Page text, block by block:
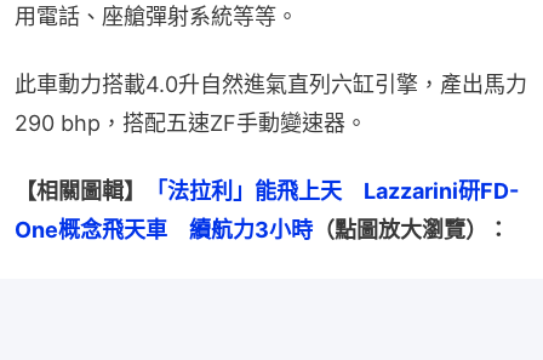
用電話、座艙彈射系統等等。
此車動力搭載4.0升自然進氣直列六缸引擎，產出馬力
290 bhp，搭配五速ZF手動變速器。
【相關圖輯】
「法拉利」能飛上天　Lazzarini研FD-
One概念飛天車　續航力3小時 （點圖放大瀏覽）：